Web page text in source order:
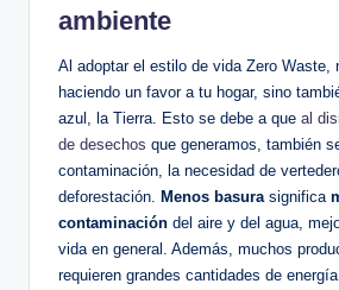
ambiente
Al adoptar el estilo de vida Zero Waste,
haciendo un favor a tu hogar, sino
azul, la Tierra. Esto se debe a que al
de desechos que generamos, también
contaminación, la necesidad de
deforestación. Menos basura significa
contaminación del aire y del agua,
vida en general. Además, muchos
requieren grandes cantidades de